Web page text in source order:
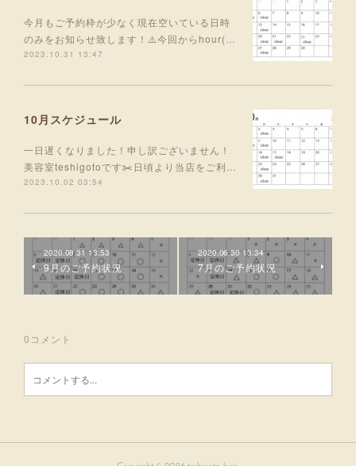
今月もご予約枠が少なく現在空いている日時
のみをお知らせ致します！⚠️今回からhour(…
2023.10.31 13:47
10月スケジュール
一日遅くなりました！申し訳ございません！
美容室teshigotoです✂️日頃より当店をご利…
2023.10.02 03:54
2020.08.31 13:53
9月のご予約状況
2020.06.30 13:34
7月のご予約状況
0 コメント